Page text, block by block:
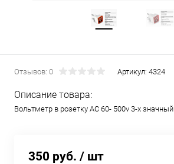
Отзывов: 0 Артикул: 4324
Описание товара:
Вольтметр в розетку AC 60- 500v 3-х значный
350 руб. / шт